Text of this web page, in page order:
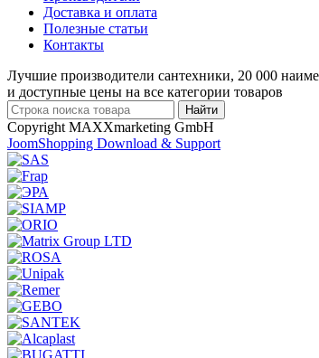
Доставка и оплата
Полезные статьи
Контакты
Лучшие производители сантехники, 20 000
и доступные цены на все категории товаров
Copyright MAXXmarketing GmbH
JoomShopping Download & Support